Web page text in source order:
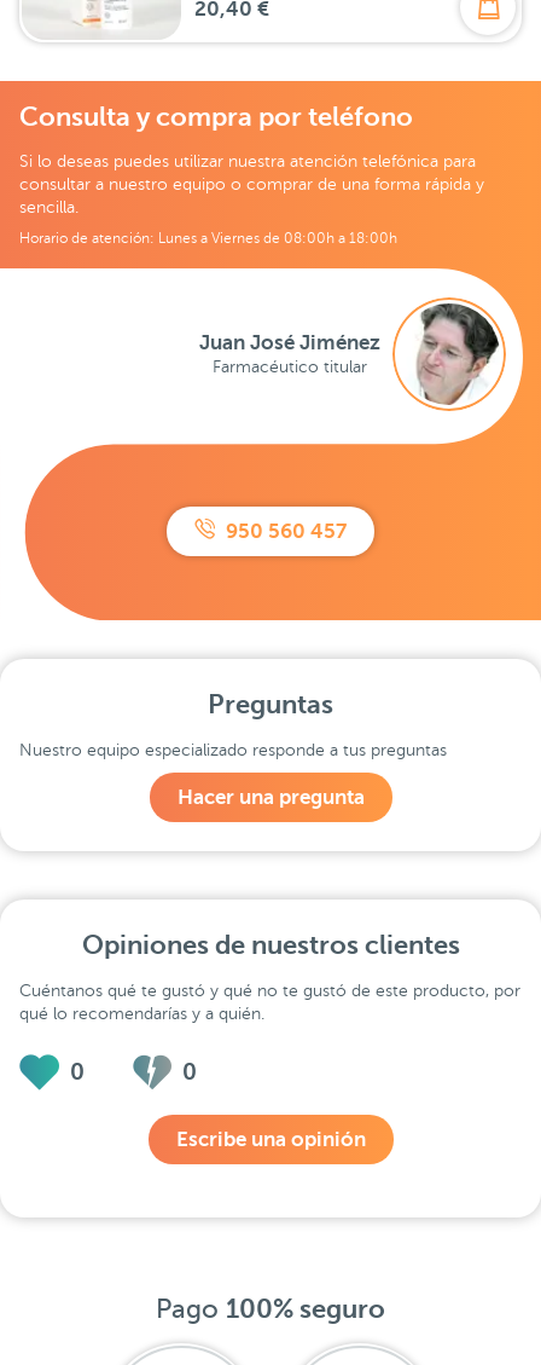
20,40 €
Consulta y compra por teléfono
Si lo deseas puedes utilizar nuestra atención telefónica para
consultar a nuestro equipo o comprar de una forma rápida y
sencilla.
Horario de atención: Lunes a Viernes de 08:00h a 18:00h
950 560 457
Juan José Jiménez
Farmacéutico titular
Preguntas
Nuestro equipo especializado responde a tus preguntas
Hacer una pregunta
Opiniones de nuestros clientes
Cuéntanos qué te gustó y qué no te gustó de este producto, por
qué lo recomendarías y a quién.
0 0
Escribe una opinión
Pago 100% seguro